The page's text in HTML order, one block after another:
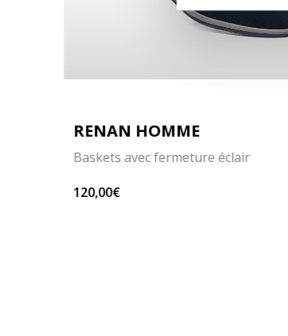
RENAN HOMME
Baskets avec fermeture éclair
120,00€